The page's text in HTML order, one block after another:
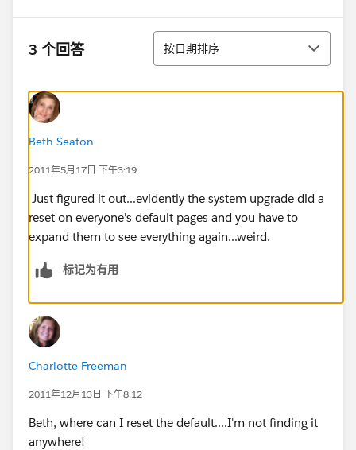
3 个回答 排序
按日期排序
Beth Seaton
2011年5月17日 下午3:19
Just figured it out...evidently the system upgrade did a
reset on everyone's default pages and you have to
expand them to see everything again...weird.
标记为有用
Charlotte Freeman
2011年12月13日 下午8:12
Beth, where can I reset the default....I'm not finding it
anywhere!